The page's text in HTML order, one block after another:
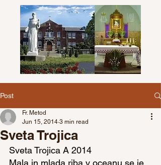
Post
Sveta Trojica
Fr. Metod
Jun 15, 2014 3 min read
Sveta Trojica A 2014
Mala in mlada riba v oceanu se je